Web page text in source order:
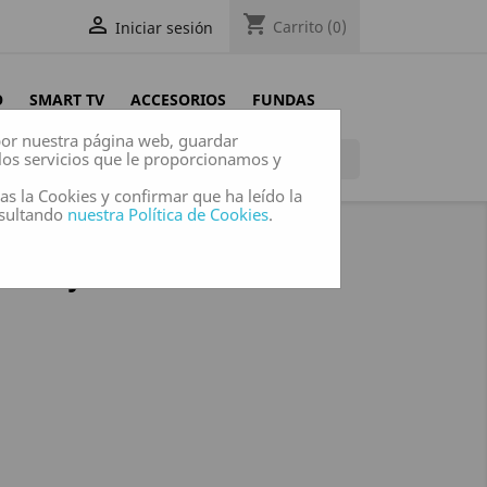
 Iniciar sesión shopping_cart Carrito (0)
SMART TV ACCESORIOS FUNDAS
nuestra página web, guardar
servicios que le proporcionamos y
la Cookies y confirmar que ha leído la
nuestra Política de Cookies.